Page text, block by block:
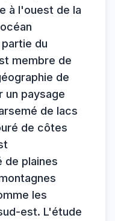
à l'ouest de la
du
membre de
de
un paysage
de lacs
de côtes
de plaines
les
est. L'étude